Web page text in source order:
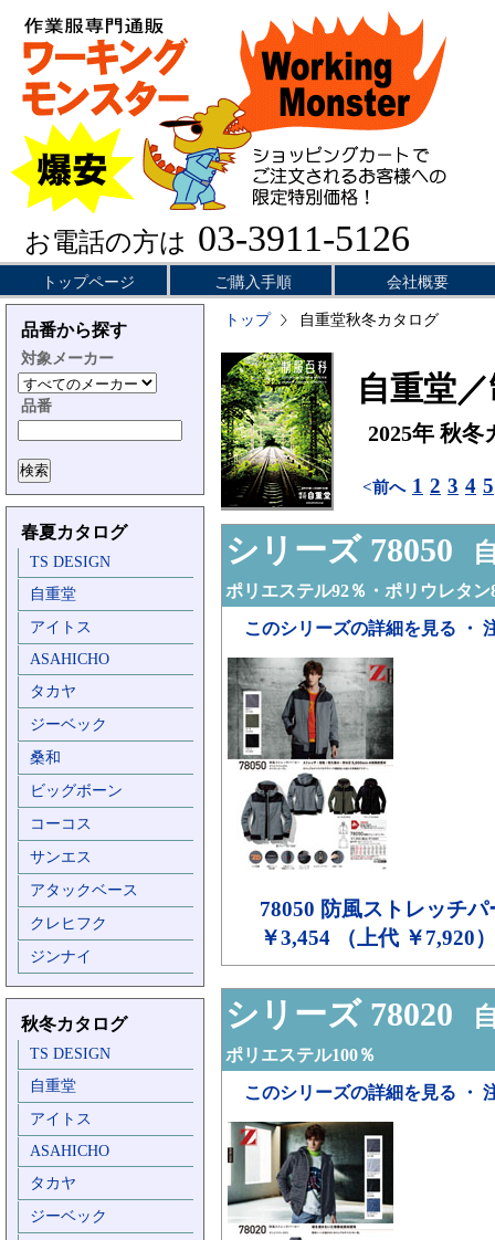
お電話の方は 03-3911-5126
トップページ ご購入手順 会社概要
品番から探す
対象メーカー
品番
春夏カタログ
TS DESIGN
自重堂
アイトス
ASAHICHO
タカヤ
ジーベック
桑和
ビッグボーン
コーコス
サンエス
アタックベース
クレヒフク
ジンナイ
秋冬カタログ
TS DESIGN
自重堂
アイトス
ASAHICHO
タカヤ
ジーベック
トップ 自重堂秋冬カタログ
自重堂
2025年 秋冬
<前へ 1 2 3 4 5
シリーズ 78050
ポリエステル92％・ポリウレタン
このシリーズの詳細を見る ・
78050 防風ストレッチパ
￥3,454 （上代 ￥7,920）
シリーズ 78020
ポリエステル100％
このシリーズの詳細を見る ・